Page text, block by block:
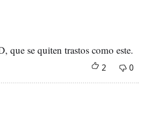
que se quiten trastos como este.